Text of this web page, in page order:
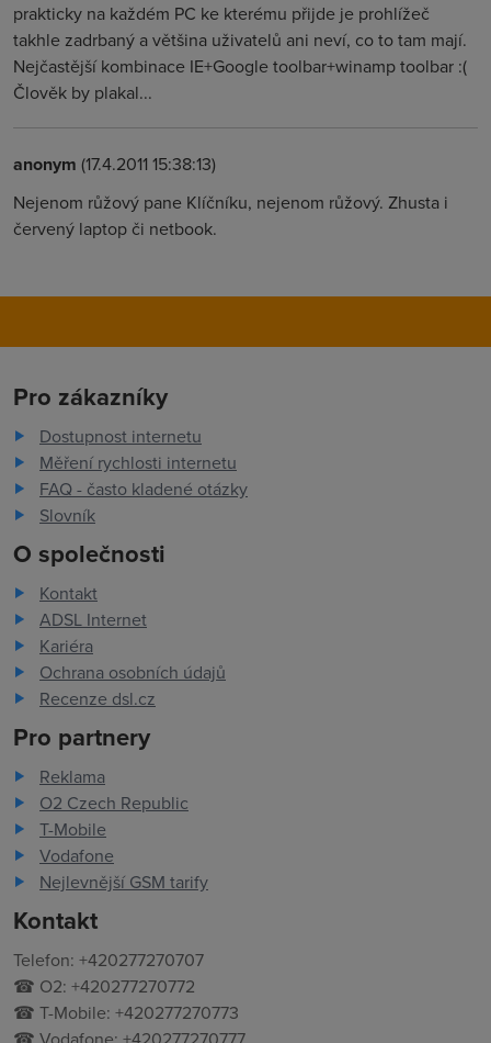
prakticky na každém PC ke kterému přijde je prohlížeč
takhle zadrbaný a většina uživatelů ani neví, co to tam mají.
Nejčastější kombinace IE+Google toolbar+winamp toolbar :(
Člověk by plakal...
anonym (17.4.2011 15:38:13)
Nejenom růžový pane Klíčníku, nejenom růžový. Zhusta i
červený laptop či netbook.
Pro zákazníky
Dostupnost internetu
Měření rychlosti internetu
FAQ - často kladené otázky
Slovník
O společnosti
Kontakt
ADSL Internet
Kariéra
Ochrana osobních údajů
Recenze dsl.cz
Pro partnery
Reklama
O2 Czech Republic
T-Mobile
Vodafone
Nejlevnější GSM tarify
Kontakt
Telefon: +420277270707
☎ O2: +420277270772
☎ T-Mobile: +420277270773